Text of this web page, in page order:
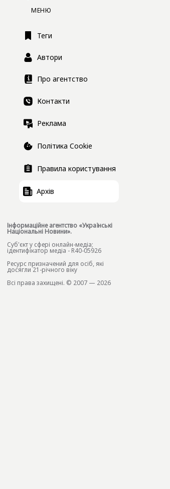
МЕНЮ
Теги
Автори
Про агентство
Контакти
Реклама
Політика Cookie
Правила користування
Архів
Інформаційне агентство «Українські
Національні Новини».
Cуб'єкт у сфері онлайн-медіа;
ідентифікатор медіа - R40-05926
Ресурс призначений для осіб, які
досягли 21-річного віку
Всі права захищені. © 2007 — 2026